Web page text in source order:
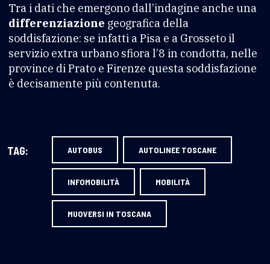
Tra i dati che emergono dall’indagine anche una
differenziazione geografica della
soddisfazione: se infatti a Pisa e a Grosseto il
servizio extra urbano sfiora l’8 in condotta, nelle
province di Prato e Firenze questa soddisfazione
è decisamente più contenuta.
TAG: AUTOBUS AUTOLINEE TOSCANE
INFOMOBILITÀ MOBILITÀ
MUOVERSI IN TOSCANA